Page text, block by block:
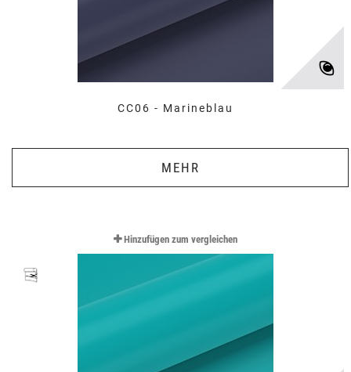
CC06 - Marineblau
MEHR
Hinzufügen zum vergleichen